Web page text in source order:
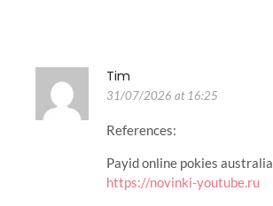
Tim
31/07/2026 at 16:25
References:
Payid online pokies australia
https://novinki-youtube.ru